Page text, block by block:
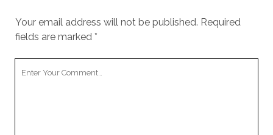
Your email address will not be published. Required
fields are marked *